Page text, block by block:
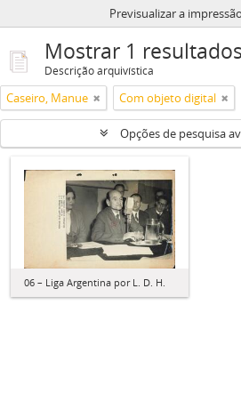
Previsualizar a impressão
Mostrar 1 resultados
Descrição arquivística
Caseiro, Manue Com objeto digital
Opções de pesquisa
06 – Liga Argentina por L. D. H.